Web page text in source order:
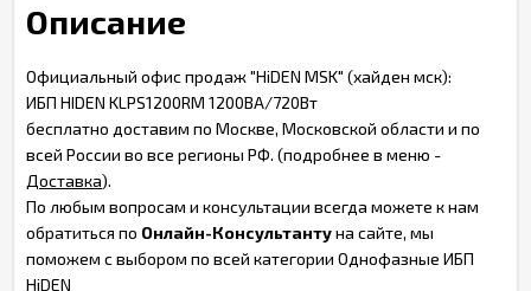
Описание
Официальный офис продаж "HiDEN MSK" (хайден мск):
ИБП HIDEN KLPS1200RM 1200ВА/720Вт
бесплатно доставим по Москве, Московской области и по
всей России во все регионы РФ. (подробнее в меню -
Доставка).
По любым вопросам и консультации всегда можете к нам
обратиться по Онлайн-Консультантуна сайте, мы
поможем с выбором по всей категории Однофазные ИБП
HiDEN